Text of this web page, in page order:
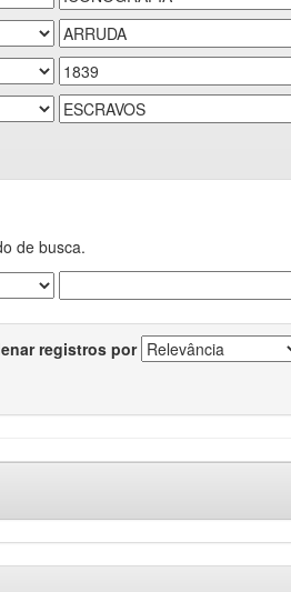
de busca.
registros por